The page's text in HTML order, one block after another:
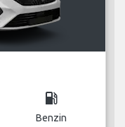
local_gas_station
Benzin